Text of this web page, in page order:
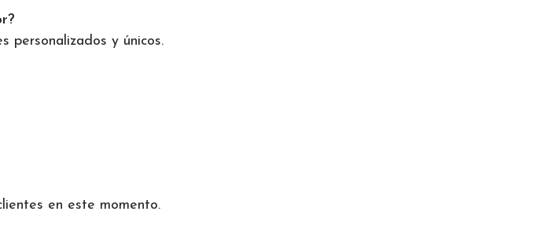
personalizados y únicos.
en este momento.